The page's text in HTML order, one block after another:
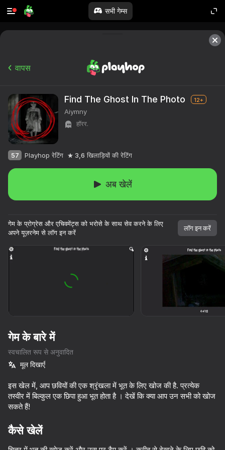
सभी गेम्स
डिवाइस घुमाएँ
66
वापस
Find The Ghost In The Photo 12+
Aiymny
हॉरर.
57 Playhop रेटिंग 3,6 खिलाड़ियों की रेटिंग
अब खेलें
गेम के प्रोग्रेस और एचिवमेंट्स को भरोसे के साथ सेव करने के लिए
अपने यूज़रनेम से लॉग इन करें
लॉग इन करें
गेम के बारे में
स्वचालित रूप से अनुवादित
मूल दिखाएँ
इस खेल में, आप छवियों की एक श्रृंखला में भूत के लिए खोज की है. प्रत्येक
तस्वीर में बिल्कुल एक छिपा हुआ भूत होता है । देखें कि क्या आप उन सभी को खोज
सकते हैं!
कैसे खेलें